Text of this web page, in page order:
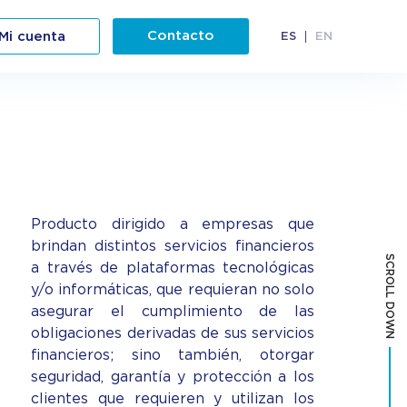
cuenta Contacto ES EN
Producto dirigido a empresas que
brindan distintos servicios financieros
a través de plataformas tecnológicas
y/o informáticas, que requieran no solo
asegurar el cumplimiento de las
obligaciones derivadas de sus servicios
financieros; sino también, otorgar
seguridad, garantía y protección a los
clientes que requieren y utilizan los
SCROLL DOWN